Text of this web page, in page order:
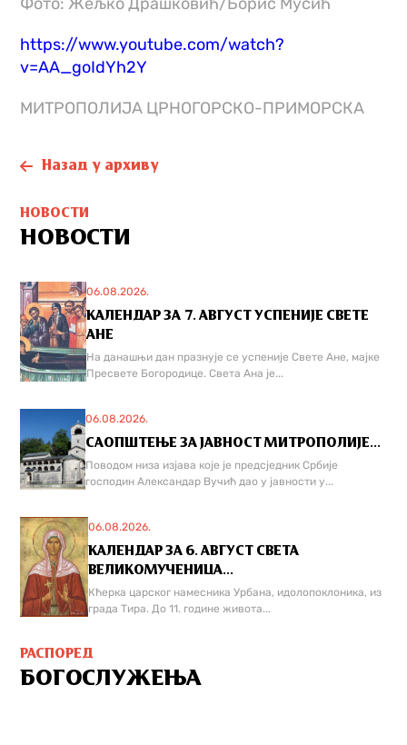
https://www.youtube.com/watch?
v=AA_goIdYh2Y
МИТРОПОЛИЈA ЦРНОГОРСКО-ПРИМОРСКA
Назад у архиву
НОВОСТИ
НОВОСТИ
06.08.2026.
КАЛЕНДАР ЗА 7. АВГУСТ УСПЕНИЈЕ СВЕТЕ
АНЕ
На данашњи дан празнује се успеније Свете Ане, мајке
Пресвете Богородице. Света Ана је...
06.08.2026.
САОПШТЕЊЕ ЗА ЈАВНОСТ МИТРОПОЛИЈЕ...
Поводом низа изјава које је предсједник Србије
господин Александар Вучић дао у јавности у...
06.08.2026.
КАЛЕНДАР ЗА 6. АВГУСТ СВЕТА
ВЕЛИКОМУЧЕНИЦА...
Кћерка царског намесника Урбана, идолопоклоника, из
града Тира. До 11. године живота...
РАСПОРЕД
БОГОСЛУЖЕЊА